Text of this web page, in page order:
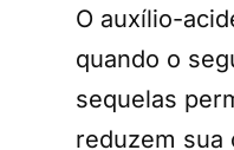
O auxílio-
quando o
sequelas
reduzem sua